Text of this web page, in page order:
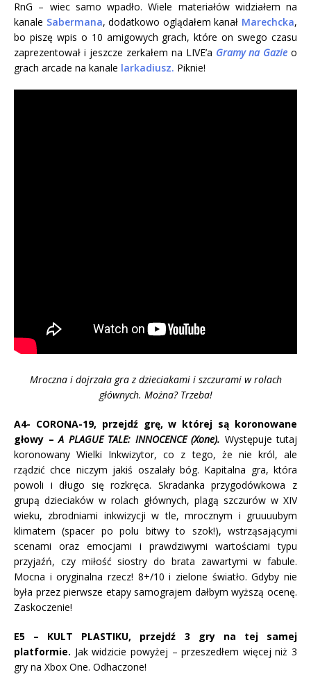
RnG – wiec samo wpadło. Wiele materiałów widziałem na
kanale Sabermana, dodatkowo oglądałem kanał Marechcka,
bo piszę wpis o 10 amigowych grach, które on swego czasu
zaprezentował i jeszcze zerkałem na LIVE’a Gramy na Gazie o
grach arcade na kanale larkadiusz. Piknie!
Mroczna i dojrzała gra z dzieciakami i szczurami w rolach
głównych. Można? Trzeba!
A4- CORONA-19, przejdź grę, w której są koronowane
głowy –A PLAGUE TALE: INNOCENCE (Xone). Występuje tutaj
koronowany Wielki Inkwizytor, co z tego, że nie król, ale
rządzić chce niczym jakiś oszalały bóg. Kapitalna gra, która
powoli i długo się rozkręca. Skradanka przygodówkowa z
grupą dzieciaków w rolach głównych, plagą szczurów w XIV
wieku, zbrodniami inkwizycji w tle, mrocznym i gruuuubym
klimatem (spacer po polu bitwy to szok!), wstrząsającymi
scenami oraz emocjami i prawdziwymi wartościami typu
przyjaźń, czy miłość siostry do brata zawartymi w fabule.
Mocna i oryginalna rzecz! 8+/10 i zielone światło. Gdyby nie
była przez pierwsze etapy samograjem dałbym wyższą ocenę.
Zaskoczenie!
E5 – KULT PLASTIKU, przejdź 3 gry na tej samej
platformie. Jak widzicie powyżej – przeszedłem więcej niż 3
gry na Xbox One. Odhaczone!